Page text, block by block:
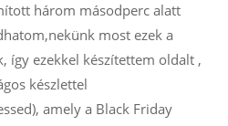
három másodperc alatt
most ezek a
így ezekkel készítettem oldalt ,
készlettel
amely a Black Friday